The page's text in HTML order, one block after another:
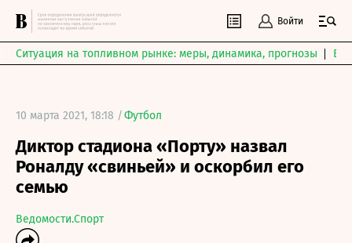
Войти
Ситуация на топливном рынке: меры, динамика, прогнозы
10 марта 2021, 18:18 /Футбол
Диктор стадиона «Порту» назвал
Роналду «свиньей» и оскорбил его
семью
Ведомости.Спорт